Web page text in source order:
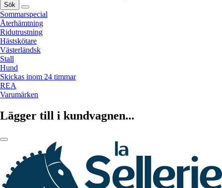
Sök
Sommarspecial
Återhämtning
Ridutrustning
Hästskötare
Västerländsk
Stall
Hund
Skickas inom 24 timmar
REA
Varumärken
Lägger till i kundvagnen...